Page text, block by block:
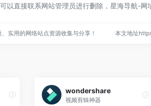
以直接联系网站管理员进行删除，星海导航-网
实用的网络站点资源收集与分享！ 本文地址
wondershare
视频剪辑神器